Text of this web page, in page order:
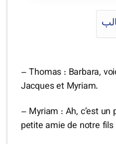
– Thomas : Barbara,
Jacques et Myriam.
– Myriam : Ah, c’est
petite amie de notre fils